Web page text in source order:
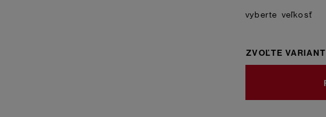
veľkosť
ZVOĽTE VARIANT